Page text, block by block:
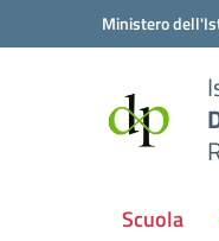
Vai ai contenuti
Vai al menu di navigazione
Ministero
Scuola